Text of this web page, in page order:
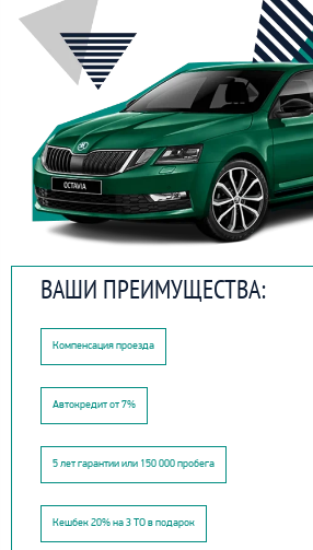
ВАШИ ПРЕИМУЩЕСТВА:
Компенсация проезда
Автокредит от 7%
5 лет гарантии или 150 000 пробега
Кешбек 20% на 3 ТО в подарок